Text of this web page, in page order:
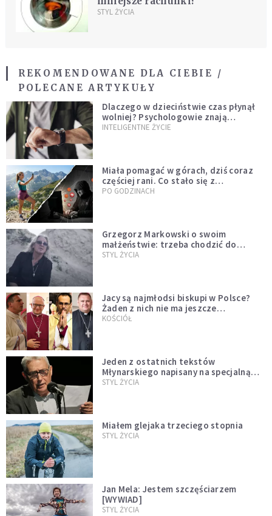
STYL ŻYCIA
REKOMENDOWANE DLA CIEBIE /
POLECANE ARTYKUŁY
Dlaczego w dzieciństwie czas płynął
wolniej? Psychologowie znają
odpowiedź
INTELIGENTNE ŻYCIE
Miała pomagać w górach, dziś coraz
częściej rani. Co stało się z
Tatromaniakami?
PO GODZINACH
Grzegorz Markowski o swoim
małżeństwie: trzeba chodzić do
spowiedzi
STYL ŻYCIA
Jacy są najmłodsi biskupi w Polsce?
Żaden z nich nie ma jeszcze
pięćdziesięciu lat
KOŚCIÓŁ
Jeden z ostatnich tekstów
Młynarskiego napisany na specjalną
prośbę
STYL ŻYCIA
Miałem glejaka trzeciego stopnia
STYL ŻYCIA
Jan Mela: Jestem szczęściarzem
[WYWIAD]
STYL ŻYCIA